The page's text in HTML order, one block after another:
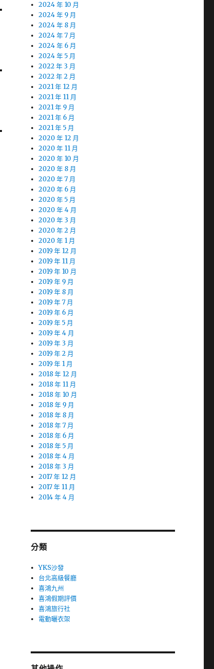
2024 年 10 月
2024 年 9 月
2024 年 8 月
2024 年 7 月
2024 年 6 月
2024 年 5 月
2022 年 3 月
2022 年 2 月
2021 年 12 月
2021 年 11 月
2021 年 9 月
2021 年 6 月
2021 年 5 月
2020 年 12 月
2020 年 11 月
2020 年 10 月
2020 年 8 月
2020 年 7 月
2020 年 6 月
2020 年 5 月
2020 年 4 月
2020 年 3 月
2020 年 2 月
2020 年 1 月
2019 年 12 月
2019 年 11 月
2019 年 10 月
2019 年 9 月
2019 年 8 月
2019 年 7 月
2019 年 6 月
2019 年 5 月
2019 年 4 月
2019 年 3 月
2019 年 2 月
2019 年 1 月
2018 年 12 月
2018 年 11 月
2018 年 10 月
2018 年 9 月
2018 年 8 月
2018 年 7 月
2018 年 6 月
2018 年 5 月
2018 年 4 月
2018 年 3 月
2017 年 12 月
2017 年 11 月
2014 年 4 月
分類
YKS沙發
台北高級餐廳
喜鴻九州
喜鴻假期評價
喜鴻旅行社
電動曬衣架